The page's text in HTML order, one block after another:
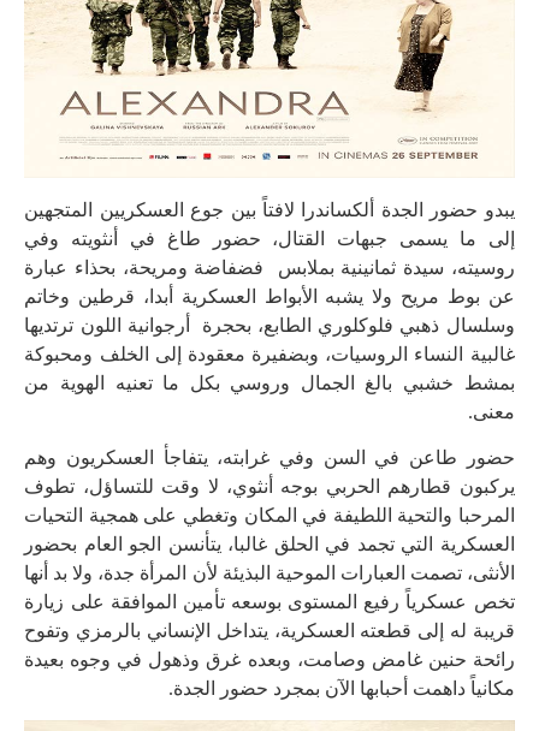
يبدو حضور الجدة ألكساندرا لافتاً بين جوع العسكريين المتجهين
إلى ما يسمى جبهات القتال، حضور طاغ في أنثويته وفي
روسيته، سيدة ثمانينية بملابس فضفاضة ومريحة، بحذاء عبارة
عن بوط مريح ولا يشبه الأبواط العسكرية أبدا، قرطين وخاتم
وسلسال ذهبي فلوكلوري الطابع، بحجرة أرجوانية اللون ترتديها
غالبية النساء الروسيات، وبضفيرة معقودة إلى الخلف ومحبوكة
بمشط خشبي بالغ الجمال وروسي بكل ما تعنيه الهوية من
معنى.
حضور طاعن في السن وفي غرابته، يتفاجأ العسكريون وهم
يركبون قطارهم الحربي بوجه أنثوي، لا وقت للتساؤل، تطوف
المرحبا والتحية اللطيفة في المكان وتغطي على همجية التحيات
العسكرية التي تجمد في الحلق غالبا، يتأنسن الجو العام بحضور
الأنثى، تصمت العبارات الموحية البذيئة لأن المرأة جدة، ولا بد أنها
تخص عسكرياً رفيع المستوى بوسعه تأمين الموافقة على زيارة
قريبة له إلى قطعته العسكرية، يتداخل الإنساني بالرمزي وتفوح
رائحة حنين غامض وصامت، وبعده غرق وذهول في وجوه بعيدة
مكانياً داهمت أحبابها الآن بمجرد حضور الجدة.